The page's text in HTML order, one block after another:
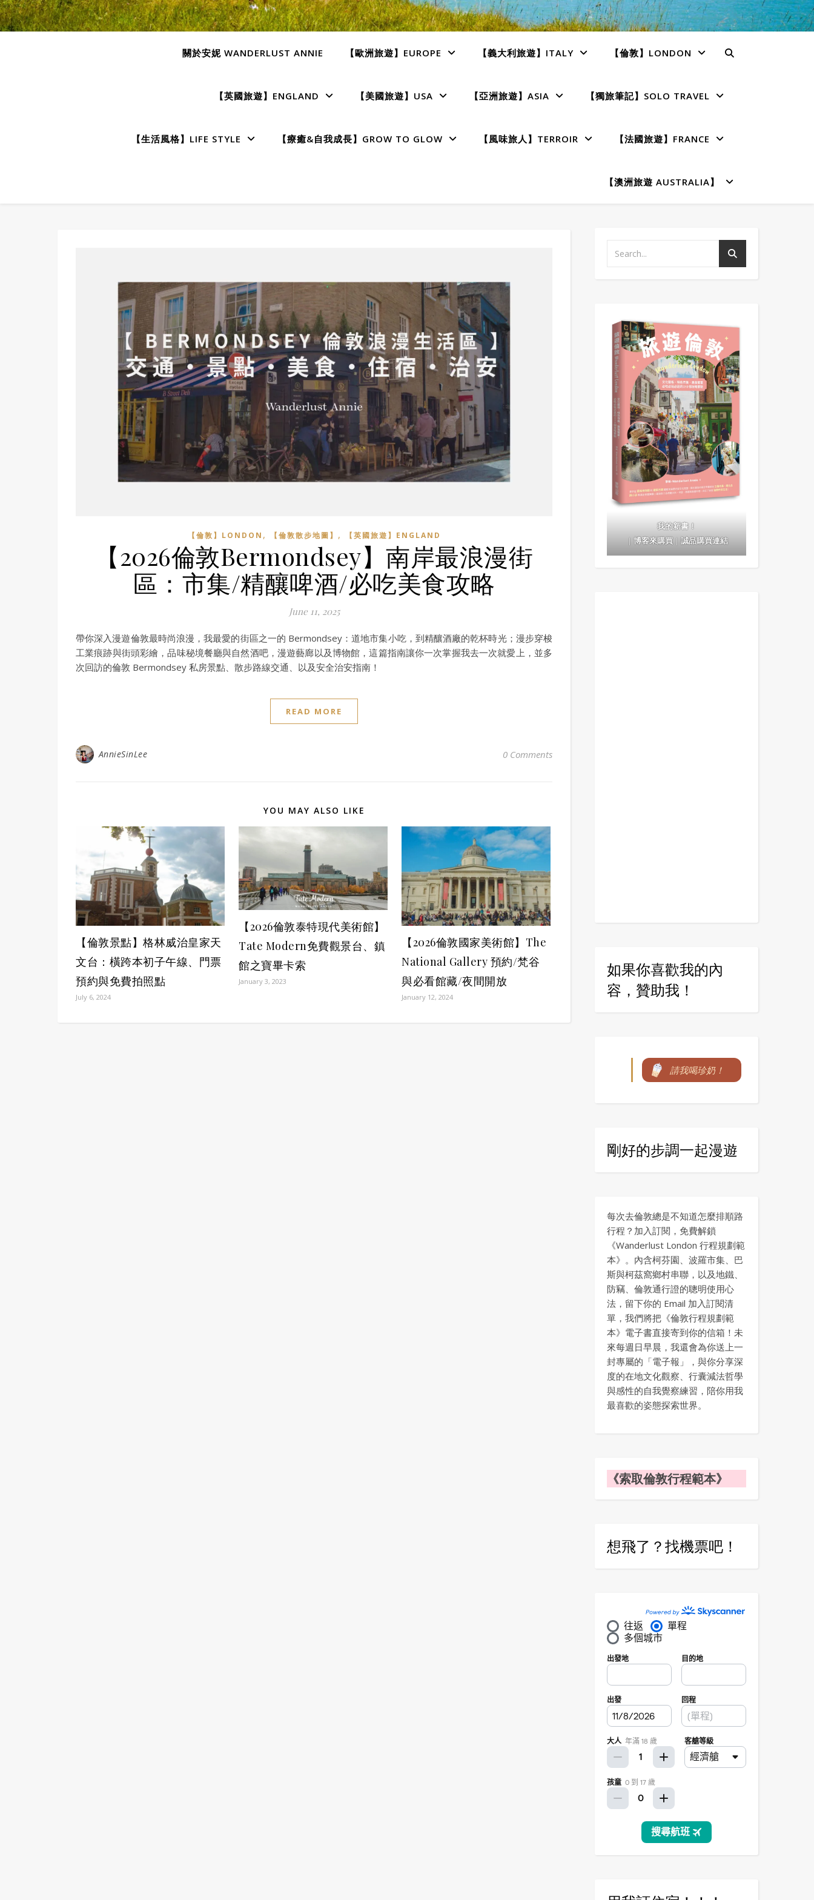
關於安妮 WANDERLUST ANNIE 【歐洲旅遊】EUROPE 【義大利旅遊】ITALY 【倫敦】LONDON
【英國旅遊】ENGLAND 【美國旅遊】USA 【亞洲旅遊】ASIA 【獨旅筆記】SOLO TRAVEL
【生活風格】LIFE STYLE 【療癒&自我成長】GROW TO GLOW 【風味旅人】TERROIR 【法國旅遊】FRANCE
【澳洲旅遊 AUSTRALIA】
【倫敦】LONDON , 【倫敦散步地圖】 , 【英國旅遊】ENGLAND
【2026倫敦Bermondsey】南岸最浪漫街
區：市集/精釀啤酒/必吃美食攻略
June 11, 2025
帶你深入漫遊倫敦最時尚浪漫，我最愛的街區之一的 Bermondsey：道地市集小吃，到精釀酒廠的乾杯時光；漫步穿梭
工業痕跡與街頭彩繪，品味秘境餐廳與自然酒吧，漫遊藝廊以及博物館，這篇指南讓你一次掌握我去一次就愛上，並多
次回訪的倫敦 Bermondsey 私房景點、散步路線交通、以及安全治安指南！
READ MORE
AnnieSinLee 0 Comments
YOU MAY ALSO LIKE
【倫敦景點】格林威治皇家天
文台：橫跨本初子午線、門票
預約與免費拍照點
July 6, 2024
【2026倫敦泰特現代美術館】
Tate Modern免費觀景台、鎮
館之寶畢卡索
January 3, 2023
【2026倫敦國家美術館】The
National Gallery 預約/梵谷
與必看館藏/夜間開放
January 12, 2024
我的新書！
｜博客來購買｜誠品購買連結
如果你喜歡我的內
容，贊助我！
請我喝珍奶！
剛好的步調一起漫遊
每次去倫敦總是不知道怎麼排順路
行程？加入訂閱，免費解鎖
《Wanderlust London 行程規劃範
本》。內含柯芬園、波羅市集、巴
斯與柯茲窩鄉村串聯，以及地鐵、
防竊、倫敦通行證的聰明使用心
法，留下你的 Email 加入訂閱清
單，我們將把《倫敦行程規劃範
本》電子書直接寄到你的信箱！未
來每週日早晨，我還會為你送上一
封專屬的「電子報」，與你分享深
度的在地文化觀察、行囊減法哲學
與感性的自我覺察練習，陪你用我
最喜歡的姿態探索世界。
《索取倫敦行程範本》
想飛了？找機票吧！